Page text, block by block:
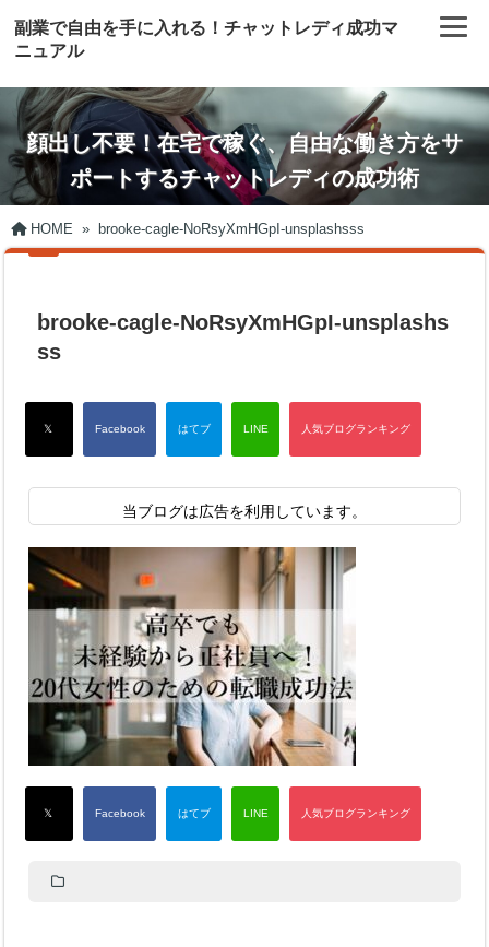
副業で自由を手に入れる！チャットレディ成功マ
ニュアル
顔出し不要！在宅で稼ぐ、自由な働き方をサ
ポートするチャットレディの成功術
HOME » brooke-cagle-NoRsyXmHGpI-unsplashsss
brooke-cagle-NoRsyXmHGpI-unsplashs
ss
当ブログは広告を利用しています。